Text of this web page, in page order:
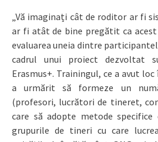
„Vă imaginați cât de roditor ar fi
ar fi atât de bine pregătit ca
evaluarea uneia dintre
cadrul unui proiect dezvoltat
Erasmus+. Trainingul, ce a avut
a urmărit să formeze un
(profesori, lucrători de tineret,
care să adopte metode specifice
grupurile de tineri cu care